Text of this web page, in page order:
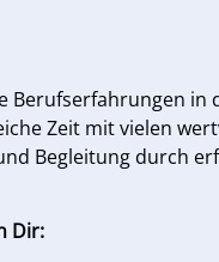
Berufserfahrungen
Zeit mit vielen
Begleitung durch
Dir: